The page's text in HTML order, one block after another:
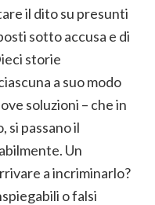
il dito su presunti
sotto accusa e di
storie
a suo modo
soluzioni – che in
si passano il
Un
a incriminarlo?
o falsi